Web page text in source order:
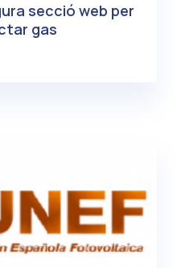
secció web per
gas